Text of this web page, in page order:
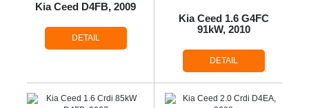
Kia Ceed D4FB, 2009
DETAIL
Kia Ceed 1.6 G4FC
91kW, 2010
DETAIL